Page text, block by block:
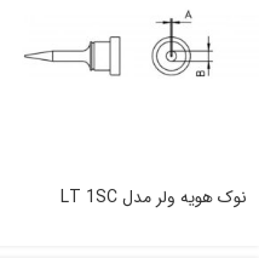
نوک هویه ولر مدل LT 1SC